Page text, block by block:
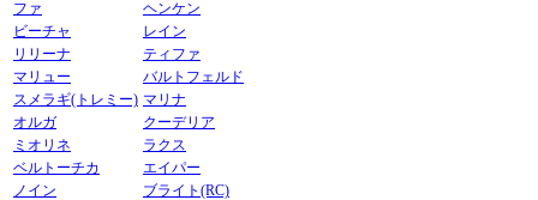
ファ
ヘンケン
ビーチャ
レイン
リリーナ
ティファ
マリュー
バルトフェルド
スメラギ(トレミー) マリナ
オルガ
クーデリア
ミオリネ
ラクス
ベルトーチカ
エイパー
ノイン
ブライト(RC)